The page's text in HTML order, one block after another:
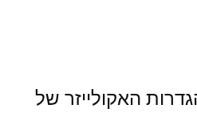
האקולייזר של